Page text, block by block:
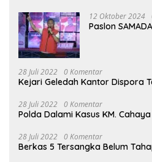
12 Oktober 2024
Paslon
28 Juli 2022 0 Komentar
Kejari Geledah Kantor Dispora
28 Juli 2022 0 Komentar
Polda Dalami Kasus KM.
28 Juli 2022 0 Komentar
Berkas 5 Tersangka Belum